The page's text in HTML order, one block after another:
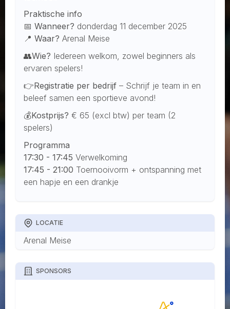
Praktische info
📅 Wanneer? donderdag 11 december 2025
📍 Waar? Arenal Meise
👥Wie? Iedereen welkom, zowel beginners als
ervaren spelers!
👉Registratie per bedrijf – Schrijf je team in en
beleef samen een sportieve avond!
💰Kostprijs? € 65 (excl btw) per team (2
spelers)
Programma
17:30 - 17:45 Verwelkoming
17:45 - 21:00 Toernooivorm + ontspanning met
een hapje en een drankje
LOCATIE
Arenal Meise
SPONSORS